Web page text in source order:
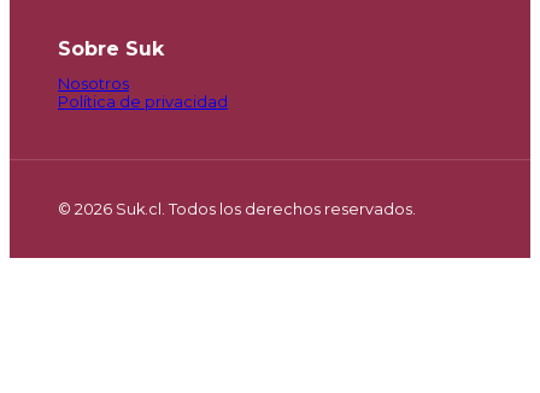
Sobre Suk
Nosotros
Política de privacidad
© 2026 Suk.cl. Todos los derechos reservados.